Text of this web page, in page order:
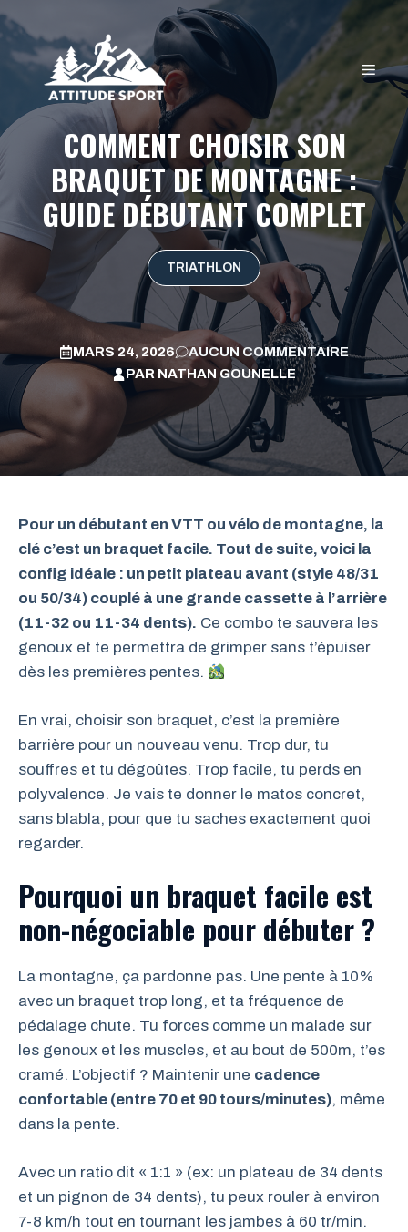
Aller
au
contenu
COMMENT CHOISIR SON
BRAQUET DE MONTAGNE :
GUIDE DÉBUTANT COMPLET
TRIATHLON
MARS 24, 2026
AUCUN COMMENTAIRE
PAR NATHAN GOUNELLE
Pour un débutant en VTT ou vélo de montagne, la
clé c’est un braquet facile. Tout de suite, voici la
config idéale : un petit plateau avant (style 48/31
ou 50/34) couplé à une grande cassette à l’arrière
(11-32 ou 11-34 dents). Ce combo te sauvera les
genoux et te permettra de grimper sans t’épuiser
dès les premières pentes.
En vrai, choisir son braquet, c’est la première
barrière pour un nouveau venu. Trop dur, tu
souffres et tu dégoûtes. Trop facile, tu perds en
polyvalence. Je vais te donner le matos concret,
sans blabla, pour que tu saches exactement quoi
regarder.
Pourquoi un braquet facile est
non-négociable pour débuter ?
La montagne, ça pardonne pas. Une pente à 10%
avec un braquet trop long, et ta fréquence de
pédalage chute. Tu forces comme un malade sur
les genoux et les muscles, et au bout de 500m, t’es
cramé. L’objectif ? Maintenir une cadence
confortable (entre 70 et 90 tours/minutes), même
dans la pente.
Avec un ratio dit « 1:1 » (ex: un plateau de 34 dents
et un pignon de 34 dents), tu peux rouler à environ
7-8 km/h tout en tournant les jambes à 60 tr/min.